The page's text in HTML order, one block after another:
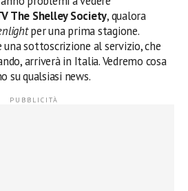
The Shelley Society, qualora
per una prima stagione.
sottoscrizione al servizio, che
arriverà in Italia. Vedremo cosa
su qualsiasi news.